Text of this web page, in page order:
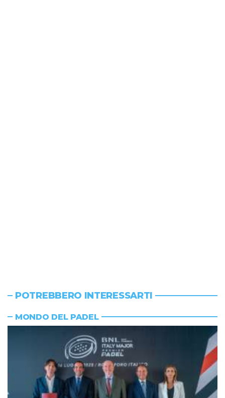
POTREBBERO INTERESSARTI
MONDO DEL PADEL